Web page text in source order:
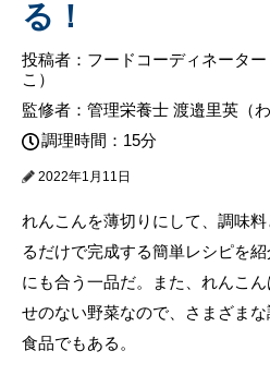
る！
投稿者：フードコーディネータ
こ）
監修者：管理栄養士 渡邉里英（わ
調理時間：15分
2022年1月11日
れんこんを薄切りにして、調味
るだけで完成する簡単レシピを
にも合う一品だ。また、れんこ
せのない野菜なので、さまざま
食品でもある。